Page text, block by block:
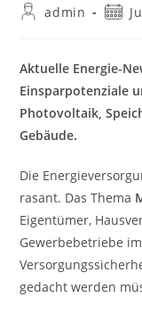
Beitrags-
admin
Aktuelle Energie-
Einsparpotenziale
Photovoltaik,
Gebäude.
Die
rasant. Das Thema
Eigentümer,
Gewerbebetriebe
gedacht werden